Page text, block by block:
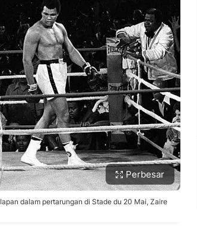
Perbesar
dalam pertarungan di Stade du 20 Mai, Zaire